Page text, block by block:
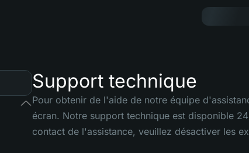
Support technique
Pour obtenir de l'aide de notre équipe
écran. Notre support technique est disponible
contact de l'assistance, veuillez désactiver les